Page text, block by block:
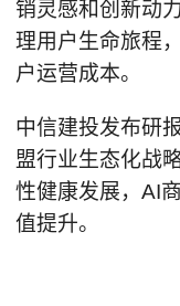
销灵感和创新动
理用户生命旅程
户运营成本。
中信建投发布研
盟行业生态化战
性健康发展，AI
值提升。